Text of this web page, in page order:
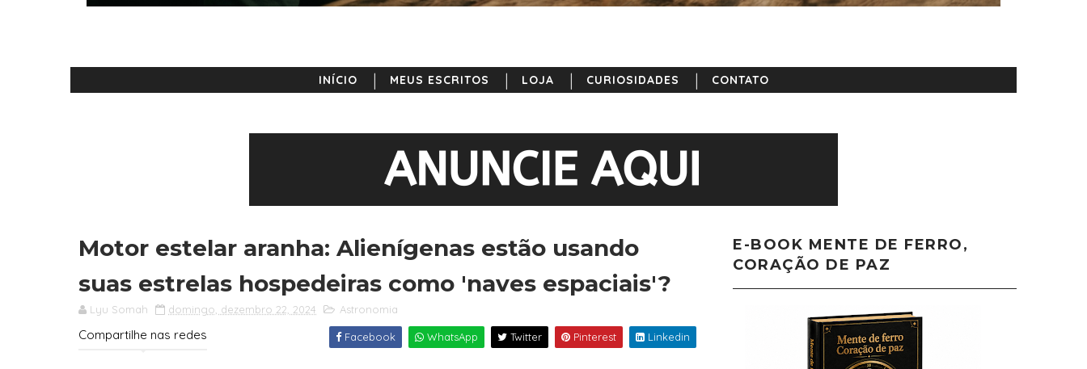
INÍCIO MEUS ESCRITOS LOJA CURIOSIDADES CONTATO
Motor estelar aranha: Alienígenas estão usando
suas estrelas hospedeiras como 'naves espaciais'?
Lyu Somah domingo, dezembro 22, 2024 Astronomia
Compartilhe nas redes Facebook WhatsApp Twitter Pinterest Linkedin
E-BOOK MENTE DE FERRO,
CORAÇÃO DE PAZ